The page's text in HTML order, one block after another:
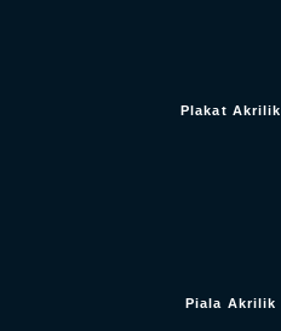
Plakat Akrilik
Piala Akrilik